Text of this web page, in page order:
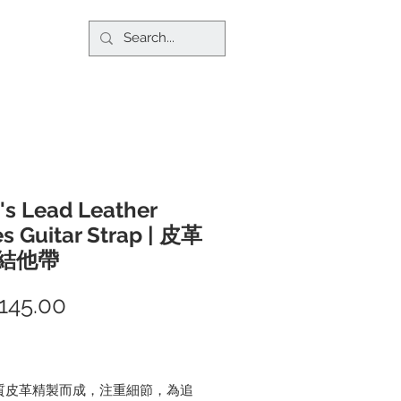
Lead Leather
Guitar Strap | 皮革
他帶
皮革精製而成，注重細節，為追